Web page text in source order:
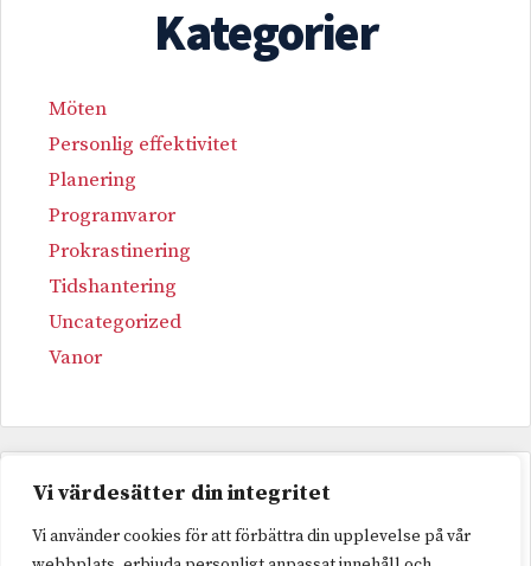
Vi värdesätter din integritet
Vi använder cookies för att förbättra din upplevelse på vår
Kategorier
Möten
Personlig effektivitet
Planering
Programvaror
Prokrastinering
Tidshantering
Uncategorized
Vanor
Etiketter